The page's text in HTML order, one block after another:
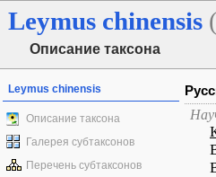
Leymus chinensis
Описание таксона
Leymus chinensis
Описание таксона
Галерея субтаксонов
Перечень субтаксонов